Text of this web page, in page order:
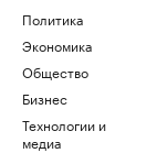
Политика
Экономика
Общество
Бизнес
Технологии и
медиа